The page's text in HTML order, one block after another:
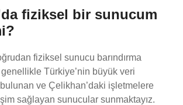
fiziksel bir sunucum
fiziksel sunucu barındırma
Türkiye’nin büyük veri
ve Çelikhan’daki işletmelere
sağlayan sunucular sunmaktayız.